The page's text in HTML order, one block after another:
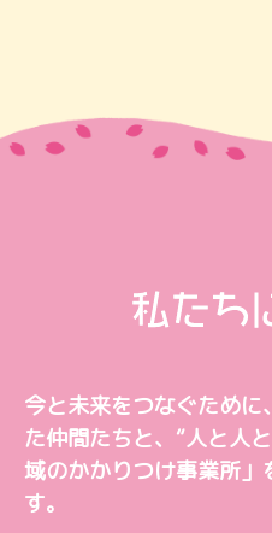
今と未来をつなぐために、
た仲間たちと、 “人と人
域のかかりつけ事業所
す。